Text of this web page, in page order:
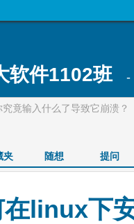
软件1102班-
竟输入什么了导致它崩溃？
夹 随想 提问
在linux下